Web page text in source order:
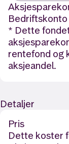
Bedriftskonto
* Dette
rentefond og
aksjeandel.
Detaljer
Pris
Dette koster